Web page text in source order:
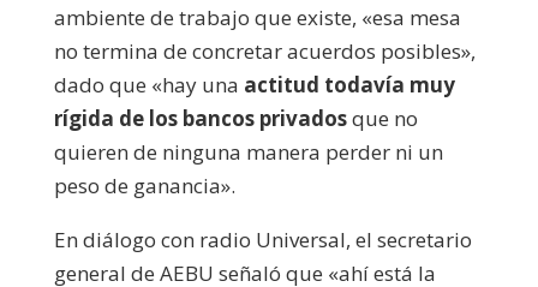
ambiente de trabajo que existe, «esa mesa
no termina de concretar acuerdos posibles»,
dado que «hay una actitud todavía muy
rígida de los bancos privadosque no
quieren de ninguna manera perder ni un
peso de ganancia».
En diálogo con radio Universal, el secretario
general de AEBU señaló que «ahí está la